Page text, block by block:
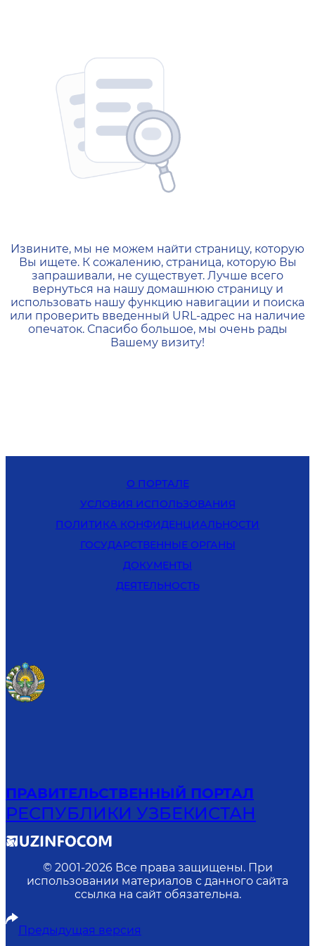
404 — Страница не
Извините, мы не можем найти страницу, которую
Вы ищете. К сожалению, страница, которую Вы
запрашивали, не существует. Лучше всего
вернуться на нашу домашнюю страницу и
использовать нашу функцию навигации и поиска
или проверить введенный URL-адрес на наличие
опечаток. Спасибо большое, мы очень рады
Вашему визиту!
О ПОРТАЛЕ
УСЛОВИЯ ИСПОЛЬЗОВАНИЯ
ПОЛИТИКА КОНФИДЕНЦИАЛЬНОСТИ
ГОСУДАРСТВЕННЫЕ ОРГАНЫ
ДОКУМЕНТЫ
ДЕЯТЕЛЬНОСТЬ
ПРАВИТЕЛЬСТВЕННЫЙ ПОРТАЛ
РЕСПУБЛИКИ УЗБЕКИСТАН
© 2001-2026 Все права защищены. При
использовании материалов с данного сайта
ссылка на сайт обязательна.
Предыдущая версия